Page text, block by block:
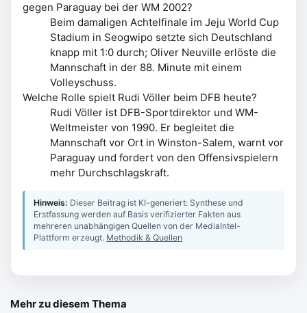
gegen Paraguay bei der WM 2002?
Beim damaligen Achtelfinale im Jeju World Cup
Stadium in Seogwipo setzte sich Deutschland
knapp mit 1:0 durch; Oliver Neuville erlöste die
Mannschaft in der 88. Minute mit einem
Volleyschuss.
Welche Rolle spielt Rudi Völler beim DFB heute?
Rudi Völler ist DFB-Sportdirektor und WM-
Weltmeister von 1990. Er begleitet die
Mannschaft vor Ort in Winston-Salem, warnt vor
Paraguay und fordert von den Offensivspielern
mehr Durchschlagskraft.
Hinweis: Dieser Beitrag ist KI-generiert: Synthese und
Erstfassung werden auf Basis verifizierter Fakten aus
mehreren unabhängigen Quellen von der MediaIntel-
Plattform erzeugt. Methodik & Quellen
Mehr zu diesem Thema